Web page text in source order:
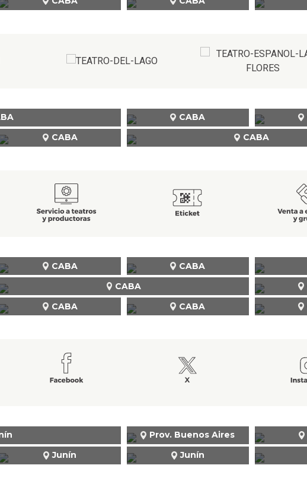
CABA
CABA CABA
CABA CABA
CABA
CABA CABA
Prov. Buenos Aires
Junín Junín